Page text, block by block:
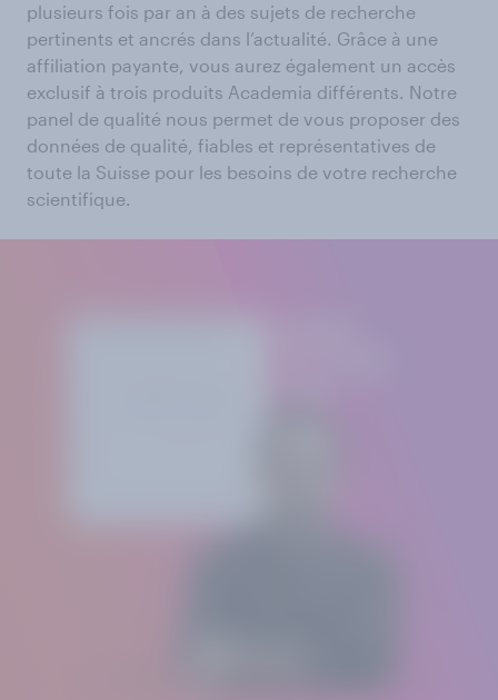
plusieurs fois par an à des sujets de recherche
pertinents et ancrés dans l’actualité. Grâce à une
affiliation payante, vous aurez également un accès
exclusif à trois produits Academia différents. Notre
panel de qualité nous permet de vous proposer des
données de qualité, fiables et représentatives de
toute la Suisse pour les besoins de votre recherche
scientifique.